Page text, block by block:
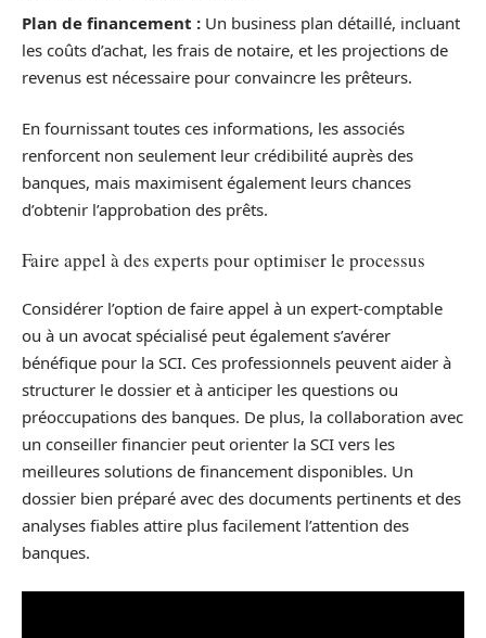
Plan de financement : Un business plan détaillé, incluant
les coûts d’achat, les frais de notaire, et les projections de
revenus est nécessaire pour convaincre les prêteurs.
En fournissant toutes ces informations, les associés
renforcent non seulement leur crédibilité auprès des
banques, mais maximisent également leurs chances
d’obtenir l’approbation des prêts.
Faire appel à des experts pour optimiser le processus
Considérer l’option de faire appel à un expert-comptable
ou à un avocat spécialisé peut également s’avérer
bénéfique pour la SCI. Ces professionnels peuvent aider à
structurer le dossier et à anticiper les questions ou
préoccupations des banques. De plus, la collaboration avec
un conseiller financier peut orienter la SCI vers les
meilleures solutions de financement disponibles. Un
dossier bien préparé avec des documents pertinents et des
analyses fiables attire plus facilement l’attention des
banques.